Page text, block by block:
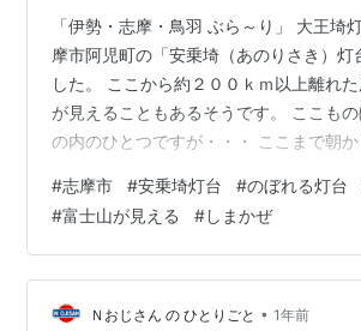
「伊勢・志摩・鳥羽 ぶら～り」 大王埼
摩市阿児町の「安乗埼（あのりさき）灯
した。 ここから約２００ｋｍ以上離れた
が見えることもあるそうです。 ここも
の内のひとつですが・・・ ここまで朝
～ ～ 資料館に入りました。 「伊勢・志
り」の最後 志摩市～伊勢市二見町 へ行
近鉄特急 ５００００系 しまかぜ と並走
難うございます。 皆さまの 「いいね」
新に チャレンジ しています。 ランキン
#志摩市 #安乗埼灯台 #のぼれる灯台
#富士山が見える #しまかぜ
Ｎおじさん の ひとりごと • 1年前